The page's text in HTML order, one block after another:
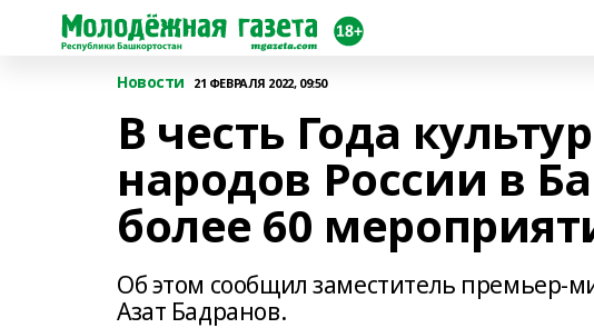
Новости 21 ФЕВРАЛЯ 2022, 09:50
В честь Года
народов России в
более 60
Об этом сообщил заместитель премьер-
Азат Бадранов.